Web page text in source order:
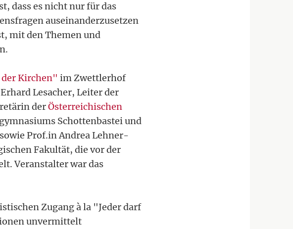
dass es nicht nur für das
auseinanderzusetzen
mit den Themen und
Kirchen" im Zwettlerhof
Lesacher, Leiter der
derÖsterreichischen
Schottenbastei und
Prof.in Andrea Lehner-
Fakultät, die vor der
Veranstalter war das
Zugang à la "Jeder darf
unvermittelt